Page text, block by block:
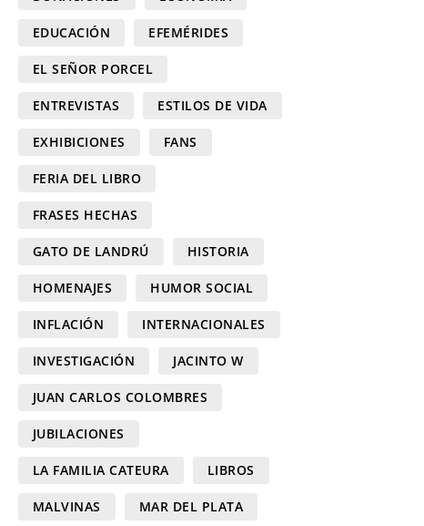
EDUCACIÓN EFEMÉRIDES
EL SEÑOR PORCEL
ENTREVISTAS ESTILOS DE VIDA
EXHIBICIONES FANS
FERIA DEL LIBRO
FRASES HECHAS
GATO DE LANDRÚ HISTORIA
HOMENAJES HUMOR SOCIAL
INFLACIÓN INTERNACIONALES
INVESTIGACIÓN JACINTO W
JUAN CARLOS COLOMBRES
JUBILACIONES
LA FAMILIA CATEURA LIBROS
MALVINAS MAR DEL PLATA